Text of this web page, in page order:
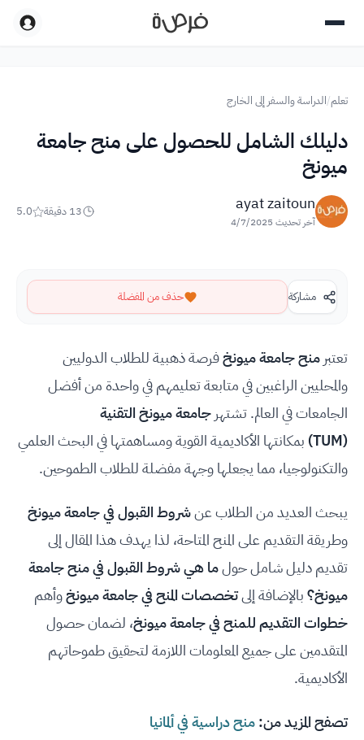
تعلم/الدراسة والسفر إلى الخارج
دليلك الشامل للحصول على منح جامعة
ميونخ
ayat zaitoun
آخر تحديث 4/7/2025
13 دقيقة 5.0
مشاركة حذف من المفضلة
تعتبر منح جامعة ميونخفرصة ذهبية للطلاب الدوليين
والمحليين الراغبين في متابعة تعليمهم في واحدة من أفضل
الجامعات في العالم. تشتهر جامعة ميونخ التقنية
(TUM)
بمكانتها الأكاديمية القوية ومساهمتها في البحث العلمي
والتكنولوجيا، مما يجعلها وجهة مفضلة للطلاب الطموحين.
يبحث العديد من الطلاب عنشروط القبول في جامعة ميونخ
وطريقة التقديم على المنح المتاحة، لذا يهدف هذا المقال إلى
تقديم دليل شامل حولما هي شروط القبول في منح جامعة
ميونخ؟بالإضافة إلىتخصصات المنح في جامعة ميونخوأهم
خطوات التقديم للمنح في جامعة ميونخ، لضمان حصول
المتقدمين على جميع المعلومات اللازمة لتحقيق طموحاتهم
الأكاديمية.
تصفح المزيد من:منح دراسية في ألمانيا